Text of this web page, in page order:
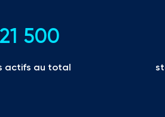
500
actifs au total